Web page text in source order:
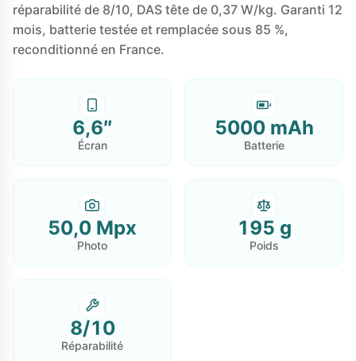
réparabilité de 8/10, DAS tête de 0,37 W/kg. Garanti 12
mois, batterie testée et remplacée sous 85 %,
reconditionné en France.
6,6″
Écran
5000 mAh
Batterie
50,0 Mpx
Photo
195 g
Poids
8/10
Réparabilité